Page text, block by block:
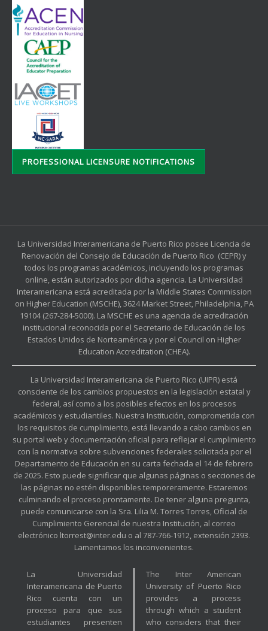
PROFESSIONAL LICENSURE NOTIFICATIONS
La Universidad Interamericana de Puerto Rico posee Licencia de
Renovación del Consejo de Educación de Puerto Rico (CEPR) y
todos los programas académicos, incluyendo los programas
online, están autorizados por dicha agencia. La Universidad
Interamericana está acreditada por la Middle States Commission
on Higher Education (MSCHE), 3624 Market Street, Philadelphia, PA
19104 (267-284-5000). La MSCHE es una agencia de acreditación
institucional reconocida por el Secretario de Educación de los
Estados Unidos de Norteamérica y por el Council on Higher
Education Accreditation (CHEA).
La Universidad Interamericana de Puerto Rico (UIPR) está
consciente de los cambios propuestos en la legislación estatal y
federal, así como a los posibles efectos en los procesos
académicos y estudiantiles. Nuestra Institución, comprometida con
los requisitos de cumplimiento, está llevando a cabo cambios en
su portal web y documentación oficial para reflejar el cumplimiento
con la normativa sobre subvenciones federales solicitada por el
Departamento de Educación en su carta fechada el 14 de febrero
de 2025. Esto puede significar que algunas páginas o secciones de
las páginas no estén disponibles temporeramente. Estaremos
culminando el proceso prontamente. De tener alguna pregunta,
puede comunicarse con la Sra. Lilia M. Torres Torres, Oficial de
Cumplimiento Gerencial de nuestra Institución, al correo
electrónico ltorrest@inter.edu o al 787-766-1912, extensión 2393.
Lamentamos los inconvenientes.
La Universidad
Interamericana de Puerto
Rico cuenta con un
proceso para que sus
estudiantes presenten
The Inter American
University of Puerto Rico
provides a process
through which a student
who considers that their